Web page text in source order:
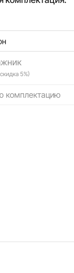
5%)
комплектацию